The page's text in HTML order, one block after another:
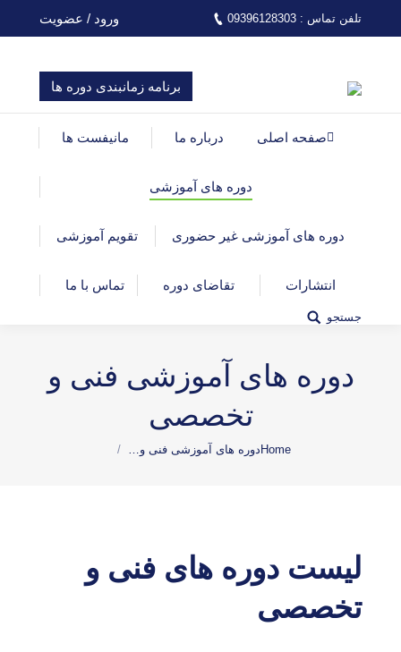
تلفن تماس : 09396128303 ورود / عضویت
برنامه زمانبندی دوره ها
صفحه اصلی درباره ما مانیفست ها
دوره های آموزشی
دوره های آموزشی غیر حضوری تقویم آموزشی
انتشارات تقاضای دوره تماس با ما
Search:
جستجو
دوره های آموزشی فنی و
تخصصی
You are here:
Homeدوره های آموزشی فنی و…
لیست دوره های فنی و
تخصصی